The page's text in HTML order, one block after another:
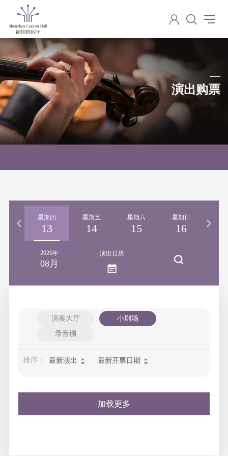
演出购票
Performance ticket purchase
星期四
13
星期五
14
星期六
15
星期日
16
2026年
08月
演出日历
演奏大厅
小剧场
录音棚
排序： 最新演出 最新开票日期
加载更多